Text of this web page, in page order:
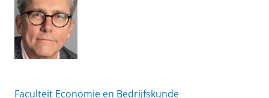
Faculteit Economie en Bedrijfskunde